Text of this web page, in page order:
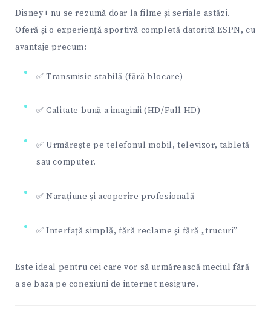
Disney+ nu se rezumă doar la filme și seriale astăzi.
Oferă și o experiență sportivă completă datorită ESPN, cu
avantaje precum:
✅ Transmisie stabilă (fără blocare)
✅ Calitate bună a imaginii (HD/Full HD)
✅ Urmărește pe telefonul mobil, televizor, tabletă
sau computer.
✅ Narațiune și acoperire profesională
✅ Interfață simplă, fără reclame și fără „trucuri”
Este ideal pentru cei care vor să urmărească meciul fără
a se baza pe conexiuni de internet nesigure.